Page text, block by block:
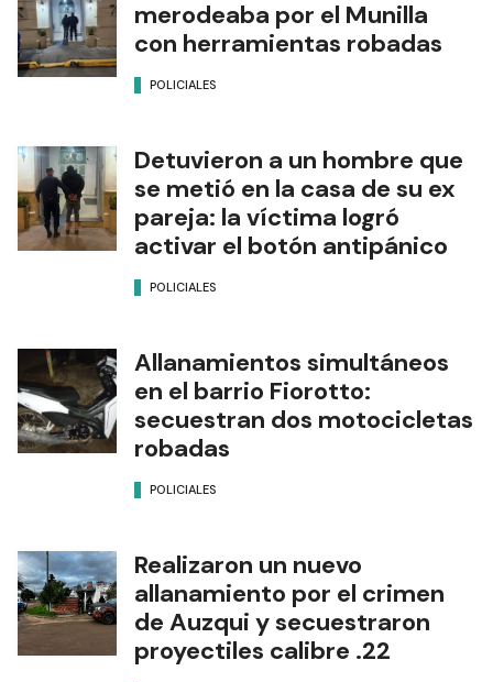
merodeaba por el Munilla
con herramientas robadas
POLICIALES
Detuvieron a un hombre que
se metió en la casa de su ex
pareja: la víctima logró
activar el botón antipánico
POLICIALES
Allanamientos simultáneos
en el barrio Fiorotto:
secuestran dos motocicletas
robadas
POLICIALES
Realizaron un nuevo
allanamiento por el crimen
de Auzqui y secuestraron
proyectiles calibre .22